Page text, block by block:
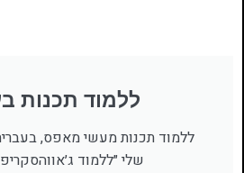
ללמוד תכנות
ללמוד תכנות מעשי מאפס,
שלי ״ללמוד